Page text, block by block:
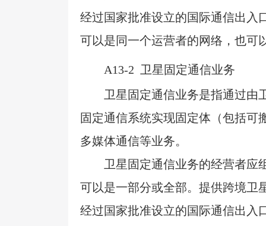
经过国家批准设立的国际通信出入
可以是同一个运营者的网络，也可
A13-2 卫星固定通信业务
卫星固定通信业务是指通过由
固定通信系统实现固定体（包括可
多媒体通信等业务。
卫星固定通信业务的经营者应
可以是一部分或全部。提供跨境卫
经过国家批准设立的国际通信出入